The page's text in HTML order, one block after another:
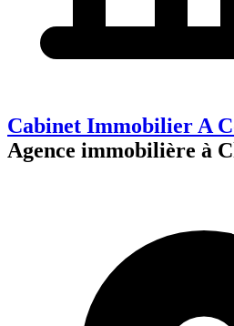
Cabinet Immobilier A
Agence immobilière à